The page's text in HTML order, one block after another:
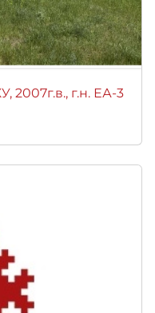
2007г.в., г.н. ЕА-3